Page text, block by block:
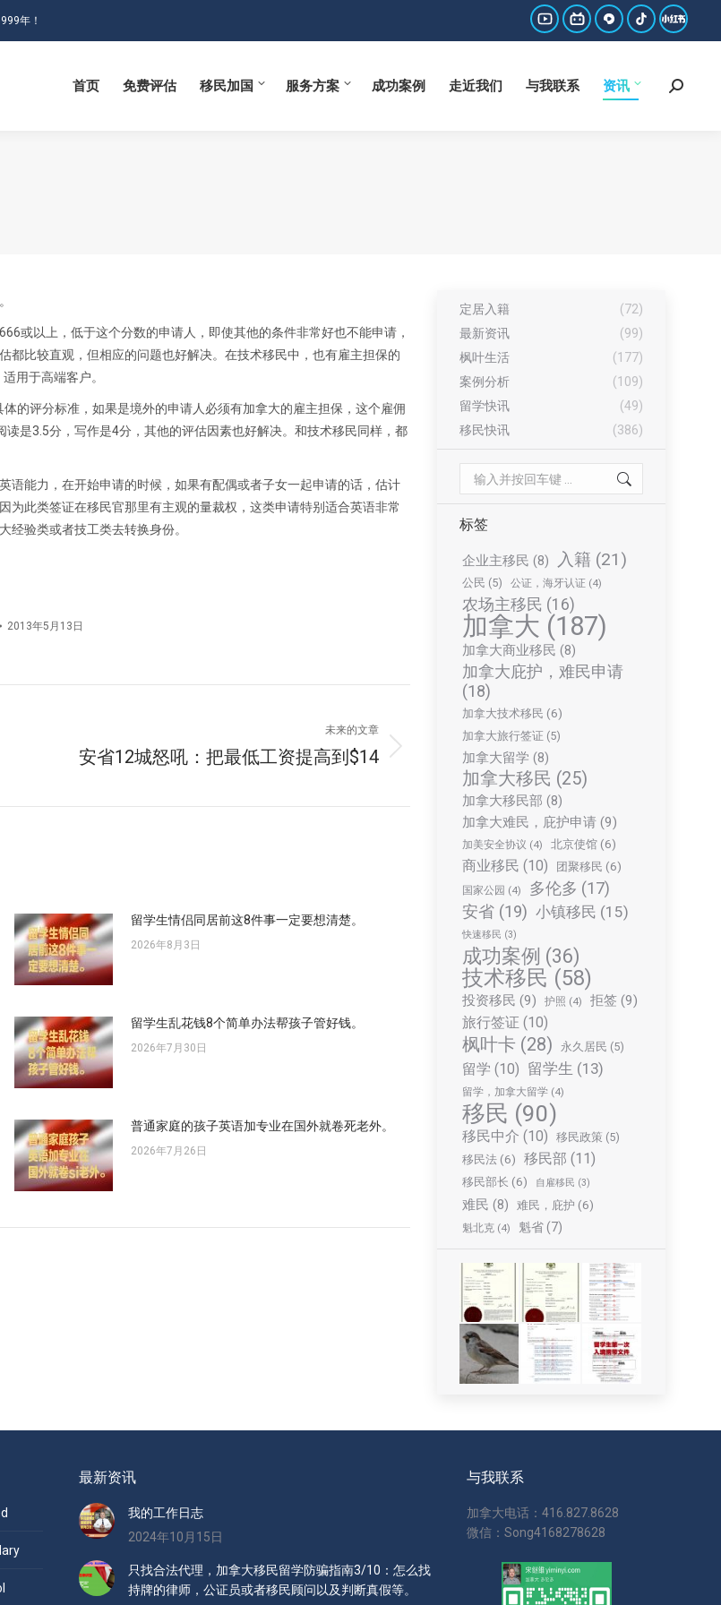
年！
YouTube
opens
哔
哔
西
page
抖
page
小
书
首页 免费评估 移民加国 服务方案 成功案例 走近我们 与我联系 资讯 Search:
或以上，低于这个分数的申请人，即使其他的条件非常好也不能申请，
比较直观，但相应的问题也好解决。在技术移民中，也有雇主担保的
用于高端客户。
的评分标准，如果是境外的申请人必须有加拿大的雇主担保，这个雇佣
是3.5分，写作是4分，其他的评估因素也好解决。和技术移民同样，都
语能力，在开始申请的时候，如果有配偶或者子女一起申请的话，估计
此类签证在移民官那里有主观的量裁权，这类申请特别适合英语非常
经验类或者技工类去转换身份。
2013年5月13日
未来的文章
安省12城怒吼：把最低工资提高到$14
留学生情侣同居前这8件事一定要想清楚。
2026年8月3日
留学生乱花钱8个简单办法帮孩子管好钱。
2026年7月30日
普通家庭的孩子英语加专业在国外就卷死老外。
2026年7月26日
定居入籍
(72)
最新资讯
(99)
枫叶生活
(177)
案例分析
(109)
留学快讯
(49)
移民快讯
(386)
Search:
标签
企业主移民 (8) 入籍 (21)
公民 (5) 公证，海牙认证 (4)
农场主移民 (16)
加拿大 (187)
加拿大商业移民 (8)
加拿大庇护，难民申请
(18)
加拿大技术移民 (6)
加拿大旅行签证 (5)
加拿大留学 (8)
加拿大移民 (25)
加拿大移民部 (8)
加拿大难民，庇护申请 (9)
加美安全协议 (4) 北京使馆 (6)
商业移民 (10) 团聚移民 (6)
国家公园 (4) 多伦多 (17)
安省 (19) 小镇移民 (15)
快速移民 (3)
成功案例 (36)
技术移民 (58)
投资移民 (9) 护照 (4) 拒签 (9)
旅行签证 (10)
枫叶卡 (28) 永久居民 (5)
留学 (10) 留学生 (13)
留学，加拿大留学 (4)
移民 (90)
移民中介 (10) 移民政策 (5)
移民法 (6) 移民部 (11)
移民部长 (6) 自雇移民 (3)
难民 (8) 难民，庇护 (6)
魁北克 (4) 魁省(7)
最新资讯
我的工作日志
2024年10月15日
只找合法代理，加拿大移民留学防骗指南3/10：怎么找
持牌的律师，公证员或者移民顾问以及判断真假等。
与我联系
加拿大电话：416.827.8628
微信：Song4168278628
与我联系 资讯 Search: